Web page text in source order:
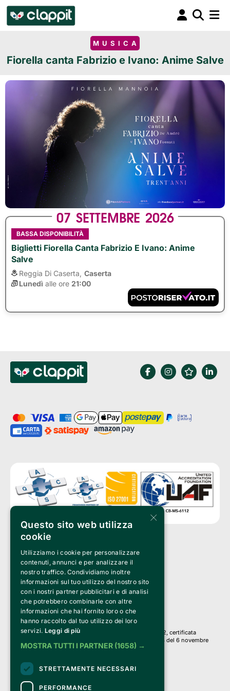
MUSICA
Fiorella canta Fabrizio e Ivano: Anime Salve
07 SETTEMBRE 2026
BASSA DISPONIBILITÀ
Biglietti Fiorella Canta Fabrizio E Ivano: Anime
Salve
Reggia Di Caserta, Caserta
Lunedì alle ore 21:00
Clappit è un marchio di proprietà di:
Bemils Srl
a Socio Unico
Via Fosse Ardeatine, 4 -20092 Cinisello Balsamo (MI)
PI 05589050961
Iscr. C.C.I.A.A. Milano R.E.A. 1833471
© 2010-2025 Bemils Srl - Tutti i diritti riservati
Credits:
Clappit è basato sulla piattaforma di biglietteria Belive 6.2, certificata
dall’Agenzia delle Entrate con protocollo n. 2025/445474 del 6 novembre
2025.
Su Clappit i tuoi acquisti ed i tuoi dati
sono sicuri e protetti da un certificato SSL
con crittografia a 128 bit.
×
Questo sito web utilizza
cookie
Utilizziamo i cookie per personalizzare
contenuti, annunci e per analizzare il
nostro traffico. Condividiamo inoltre
informazioni sul tuo utilizzo del nostro sito
con i nostri partner pubblicitari e di analisi
che potrebbero combinarle con altre
informazioni che hai fornito loro o che
hanno raccolto dal tuo utilizzo dei loro
servizi. Leggi di più
MOSTRA TUTTI I PARTNER (1658) →
STRETTAMENTE NECESSARI
PERFORMANCE